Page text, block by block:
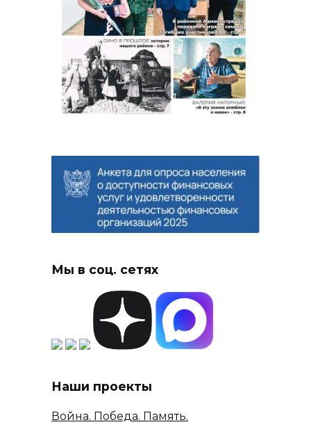
Мы в соц. сетях
Наши проекты
Война. Победа. Память.